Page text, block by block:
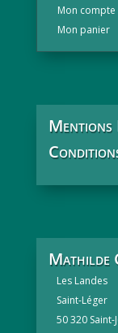
Mon compte
Mon panier
Mentions
Mathilde
Les Landes
Saint-Léger
50 320